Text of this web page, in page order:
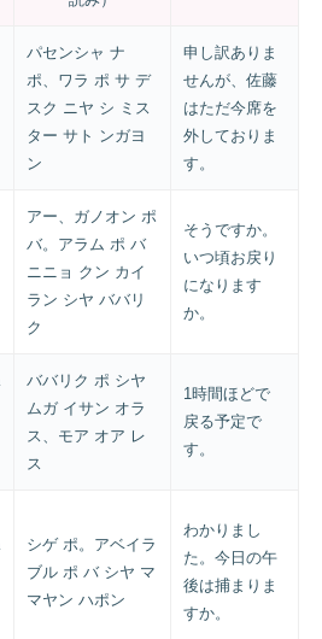
パセンシャ ナ
ポ、ワラ ポ サ デ
スク ニヤ シ ミス
ター サト ンガヨ
ン
申し訳ありま
せんが、佐藤
はただ今席を
外しておりま
す。
アー、ガノオン ポ
バ。アラム ポ バ
ニニョ クン カイ
ラン シヤ ババリ
ク
そうですか。
いつ頃お戻り
になります
か。
ババリク ポ シヤ
ムガ イサン オラ
ス、モア オア レ
ス
1時間ほどで
戻る予定で
す。
シゲ ポ。アベイラ
ブル ポ バ シヤ マ
マヤン ハポン
わかりまし
た。今日の午
後は捕まりま
すか。